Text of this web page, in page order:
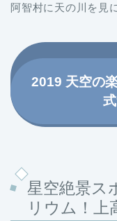
阿智村に天の川を見
2019 天空の
星空絶景ス
リウム！上